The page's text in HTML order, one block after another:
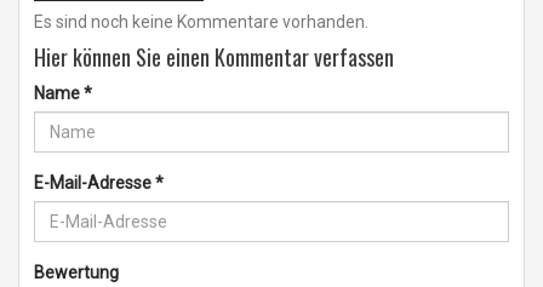
Es sind noch keine Kommentare vorhanden.
Hier können Sie einen Kommentar verfassen
Name*
E-Mail-Adresse*
Bewertung